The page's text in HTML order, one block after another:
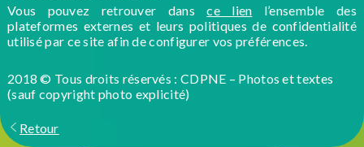
Vous pouvez retrouver dansce lien l’ensemble des
plateformes externes et leurs politiques de confidentialité
utilisé par ce site afin de configurer vos préférences.
2018 © Tous droits réservés : CDPNE – Photos et textes
(sauf copyright photo explicité)
Retour